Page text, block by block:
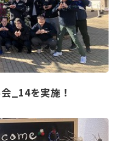
_14を実施！